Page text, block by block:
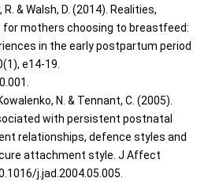
& Walsh, D. (2014). Realities,
mothers choosing to breastfeed:
in the early postpartum period
e14-19.
N. & Tennant, C. (2005).
with persistent postnatal
relationships, defence styles and
attachment style. J Affect
j.jad.2004.05.005.